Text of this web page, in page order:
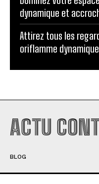
dynamique et
Attirez tous les
oriflamme
ACTU
BLOG